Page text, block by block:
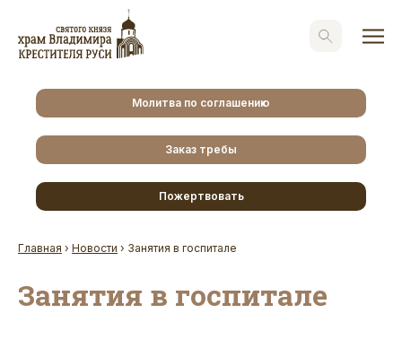
Молитва по соглашению
Заказ требы
Пожертвовать
Главная › Новости › Занятия в госпитале
Занятия в госпитале